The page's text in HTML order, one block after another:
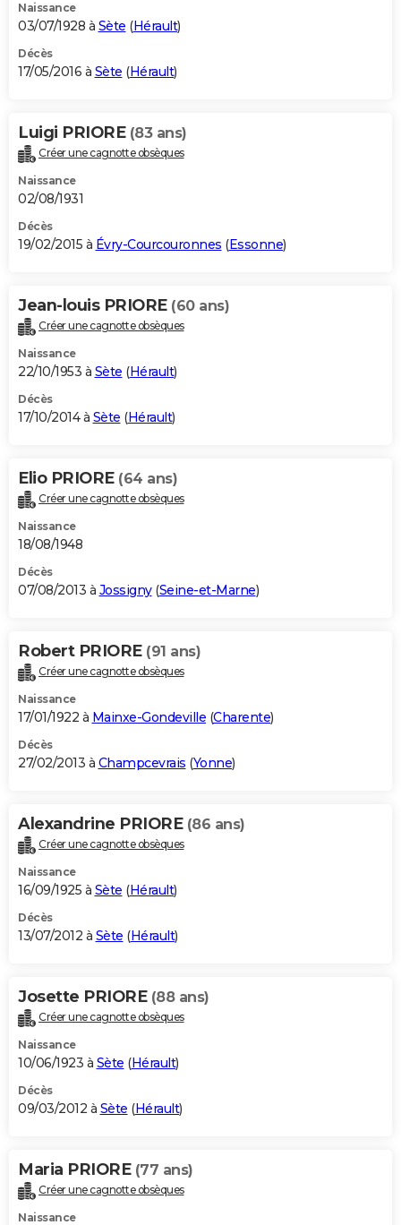
Naissance
03/07/1928 à Sète (Hérault)
Décès
17/05/2016 à Sète (Hérault)
Luigi PRIORE (83 ans)
Créer une cagnotte obsèques
Naissance
02/08/1931
Décès
19/02/2015 à Évry-Courcouronnes (Essonne)
Jean-louis PRIORE (60 ans)
Créer une cagnotte obsèques
Naissance
22/10/1953 à Sète (Hérault)
Décès
17/10/2014 à Sète (Hérault)
Elio PRIORE (64 ans)
Créer une cagnotte obsèques
Naissance
18/08/1948
Décès
07/08/2013 à Jossigny(Seine-et-Marne)
Robert PRIORE (91 ans)
Créer une cagnotte obsèques
Naissance
17/01/1922 à Mainxe-Gondeville (Charente)
Décès
27/02/2013 à Champcevrais (Yonne)
Alexandrine PRIORE (86 ans)
Créer une cagnotte obsèques
Naissance
16/09/1925 à Sète (Hérault)
Décès
13/07/2012 à Sète (Hérault)
Josette PRIORE (88 ans)
Créer une cagnotte obsèques
Naissance
10/06/1923 à Sète (Hérault)
Décès
09/03/2012 à Sète (Hérault)
Maria PRIORE (77 ans)
Créer une cagnotte obsèques
Naissance